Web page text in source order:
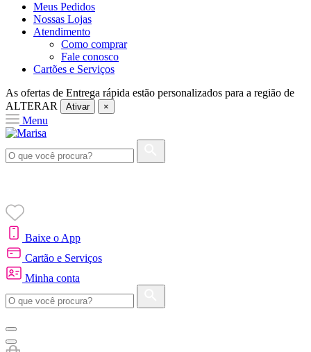
Meus Pedidos
Nossas Lojas
Atendimento
Como comprar
Fale conosco
Cartões e Serviços
As ofertas de Entrega rápida estão personalizados para a região de
ALTERAR
Ativar ×
Menu
Baixe o App
Cartão e Serviços
Minha conta